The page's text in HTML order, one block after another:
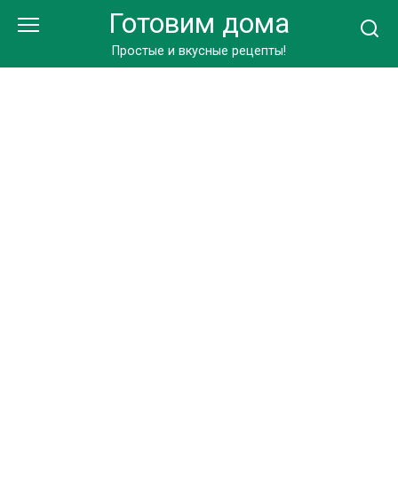
Готовим дома
Простые и вкусные рецепты!